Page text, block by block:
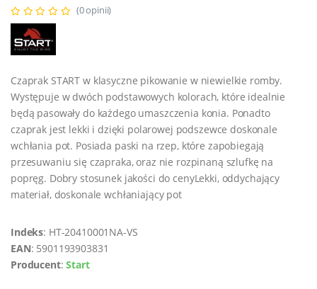
(0 opinii)
Czaprak START w klasyczne pikowanie w niewielkie romby.
Występuje w dwóch podstawowych kolorach, które idealnie
będą pasowały do każdego umaszczenia konia. Ponadto
czaprak jest lekki i dzięki polarowej podszewce doskonale
wchłania pot. Posiada paski na rzep, które zapobiegają
przesuwaniu się czapraka, oraz nie rozpinaną szlufkę na
popręg. Dobry stosunek jakości do cenyLekki, oddychający
materiał, doskonale wchłaniający pot
Indeks: HT-20410001NA-VS
EAN: 5901193903831
Producent:Start